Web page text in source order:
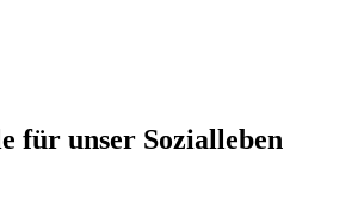
für unser Sozialleben